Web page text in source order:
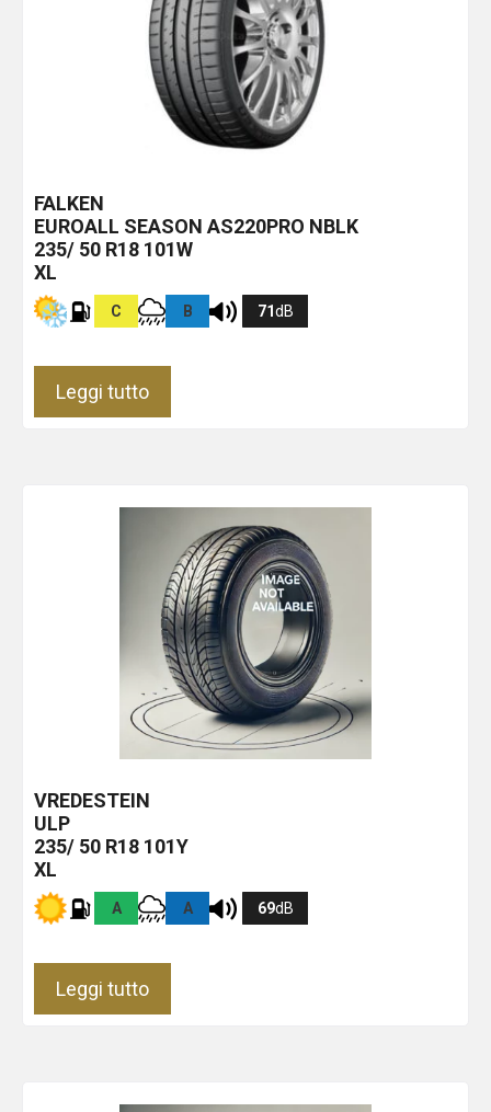
FALKEN
EUROALL SEASON AS220PRO NBLK
235/ 50 R18 101W
XL
C B 71dB
Leggi tutto
VREDESTEIN
ULP
235/ 50 R18 101Y
XL
A A 69dB
Leggi tutto